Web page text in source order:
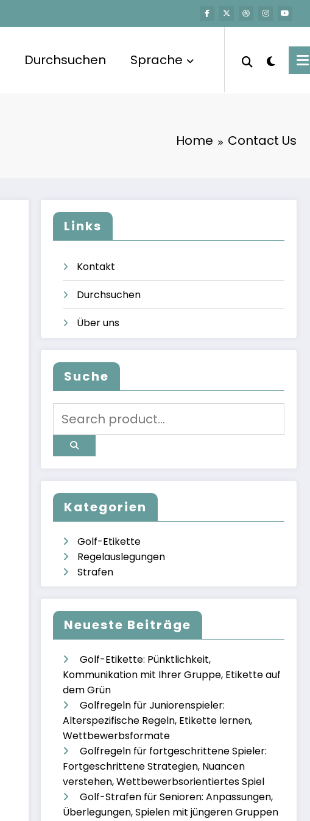
Durchsuchen Sprache
Home Contact Us
Links
Kontakt
Durchsuchen
Über uns
Suche
Kategorien
Golf-Etikette
Regelauslegungen
Strafen
Neueste Beiträge
Golf-Etikette: Pünktlichkeit,
Kommunikation mit Ihrer Gruppe, Etikette auf
dem Grün
Golfregeln für Juniorenspieler:
Alterspezifische Regeln, Etikette lernen,
Wettbewerbsformate
Golfregeln für fortgeschrittene Spieler:
Fortgeschrittene Strategien, Nuancen
verstehen, Wettbewerbsorientiertes Spiel
Golf-Strafen für Senioren: Anpassungen,
Überlegungen, Spielen mit jüngeren Gruppen